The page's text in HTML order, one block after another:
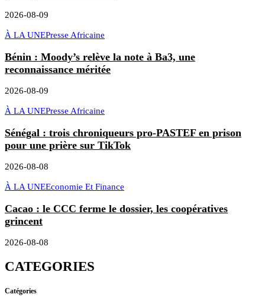
2026-08-09
À LA UNEPresse Africaine
Bénin : Moody’s relève la note à Ba3, une
reconnaissance méritée
2026-08-09
À LA UNEPresse Africaine
Sénégal : trois chroniqueurs pro-PASTEF en prison
pour une prière sur TikTok
2026-08-08
À LA UNEEconomie Et Finance
Cacao : le CCC ferme le dossier, les coopératives
grincent
2026-08-08
CATEGORIES
Catégories